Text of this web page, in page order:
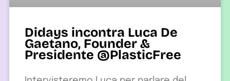
Didays incontra Luca De
Gaetano, Founder &
Presidente @PlasticFree